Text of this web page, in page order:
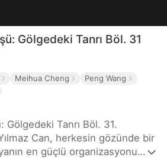
Gölgedeki Tanrı Böl. 31
Meihua Cheng
Peng Wang
Gölgedeki Tanrı Böl. 31.
Can, herkesin gözünde bir
en güçlü organizasyonu